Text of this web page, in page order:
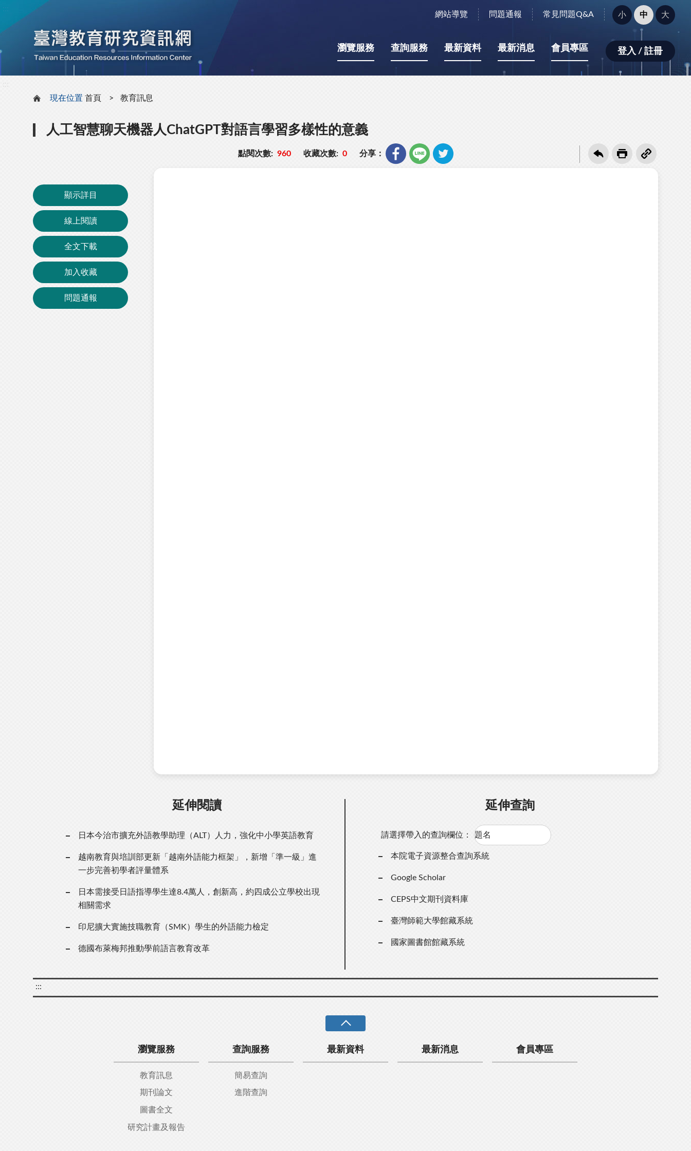
網站導覽 問題通報 常見問題Q&A
字
型
小：
小 中 大
瀏覽服務 查詢服務 最新資料 最新消息 會員專區 登入 / 註冊
現在位置 首頁 教育訊息
人工智慧聊天機器人ChatGPT對語言學習多樣性的意義
點閱次數: 960 收藏次數: 0 分享：
顯示詳目
線上閱讀
全文下載
加入收藏
問題通報
延伸閱讀
日本今治市擴充外語教學助理（ALT）人力，強化中小學英語教育
越南教育與培訓部更新「越南外語能力框架」，新增「準一級」進
一步完善初學者評量體系
日本需接受日語指導學生達8.4萬人，創新高，約四成公立學校出現
相關需求
印尼擴大實施技職教育（SMK）學生的外語能力檢定
德國布萊梅邦推動學前語言教育改革
延伸查詢
請選擇帶入的查詢欄位：
本院電子資源整合查詢系統
Google Scholar
CEPS中文期刊資料庫
臺灣師範大學館藏系統
國家圖書館館藏系統
:::
瀏覽服務
教育訊息
期刊論文
圖書全文
研究計畫及報告
查詢服務
簡易查詢
進階查詢
最新資料 最新消息 會員專區